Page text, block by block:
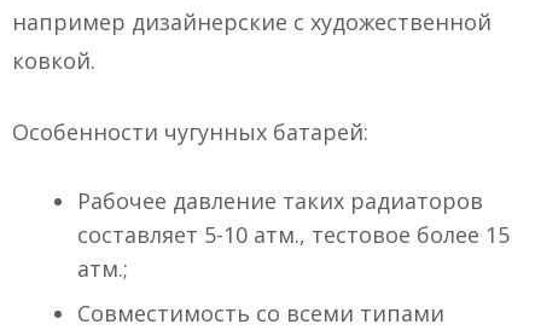
например дизайнерские с художественной
ковкой.
Особенности чугунных батарей:
Рабочее давление таких радиаторов
составляет 5-10 атм., тестовое более 15
атм.;
Совместимость со всеми типами